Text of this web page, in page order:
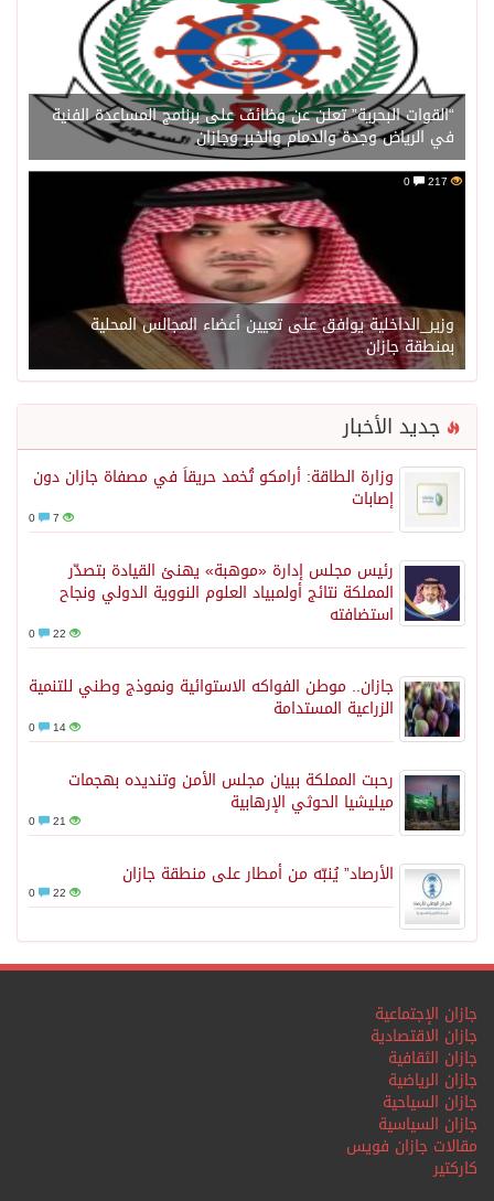
“القوات البحرية” تعلن عن وظائف على برنامج المساعدة الفنية
في الرياض وجدة والدمام والخبر وجازان
217
وزير_الداخلية يوافق على تعيين أعضاء المجالس المحلية
بمنطقة جازان
جديد الأخبار
وزارة الطاقة: أرامكو تُخمد حريقاً في مصفاة جازان دون
إصابات
7
رئيس مجلس إدارة «موهبة» يهنئ القيادة بتصدّر
المملكة نتائج أولمبياد العلوم النووية الدولي ونجاح
استضافته
22
جازان.. موطن الفواكه الاستوائية ونموذج وطني للتنمية
الزراعية المستدامة
14
رحبت المملكة ببيان مجلس الأمن وتنديده بهجمات
ميليشيا الحوثي الإرهابية
21
الأرصاد” يُنبّه من أمطار على منطقة جازان
22
جازان الإجتماعية
جازان الاقتصادية
جازان الثقافية
جازان الرياضية
جازان السياحية
جازان السياسية
مقالات جازان فويس
كاركتير